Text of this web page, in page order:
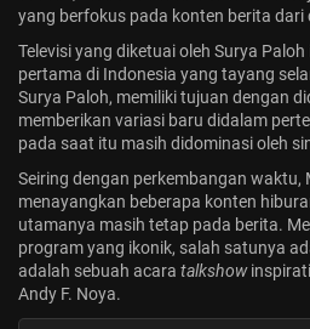
yang berfokus pada konten berita dari
Televisi yang diketuai oleh Surya
pertama di Indonesia yang tayang
Surya Paloh, memiliki tujuan dengan
memberikan variasi baru didalam
pada saat itu masih didominasi oleh
Seiring dengan perkembangan waktu,
menayangkan beberapa konten
utamanya masih tetap pada berita.
program yang ikonik, salah satunya
adalah sebuah acara talkshow
Andy F. Noya.